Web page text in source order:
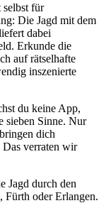
für
Die Jagd mit dem
dabei
Erkunde die
auf rätselhafte
inszenierte
du keine App,
sieben Sinne. Nur
dich
Das verraten wir
Jagd durch den
Fürth oder Erlangen.